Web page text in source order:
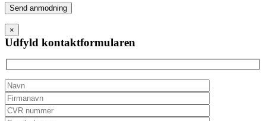
Please
leave
this
field
empty.
×
Udfyld kontaktformularen